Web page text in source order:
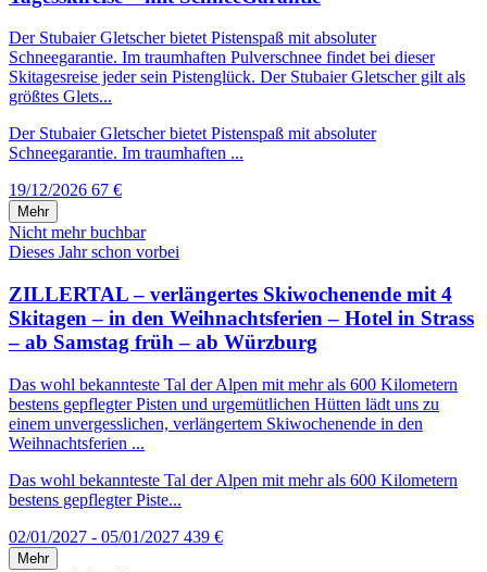
Der Stubaier Gletscher bietet Pistenspaß mit absoluter
Schneegarantie. Im traumhaften Pulverschnee findet bei dieser
Skitagesreise jeder sein Pistenglück. Der Stubaier Gletscher gilt als
größtes Glets...
Der Stubaier Gletscher bietet Pistenspaß mit absoluter
Schneegarantie. Im traumhaften ...
19/12/2026 67 €
Mehr
Nicht mehr buchbar
Dieses Jahr schon vorbei
ZILLERTAL – verlängertes Skiwochenende mit 4
Skitagen – in den Weihnachtsferien – Hotel in Strass
– ab Samstag früh – ab Würzburg
Das wohl bekannteste Tal der Alpen mit mehr als 600 Kilometern
bestens gepflegter Pisten und urgemütlichen Hütten lädt uns zu
einem unvergesslichen, verlängertem Skiwochenende in den
Weihnachtsferien ...
Das wohl bekannteste Tal der Alpen mit mehr als 600 Kilometern
bestens gepflegter Piste...
02/01/2027 - 05/01/2027 439 €
Mehr